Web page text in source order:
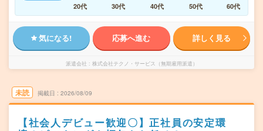
20代
30代 40代 50代 60代
気になる! 応募へ進む 詳しく見る
派遣会社 株式会社テクノ・サービス（無期雇用派遣）
未読 掲載日 2026/08/09
【社会人デビュー歓迎〇】正社員の安定環